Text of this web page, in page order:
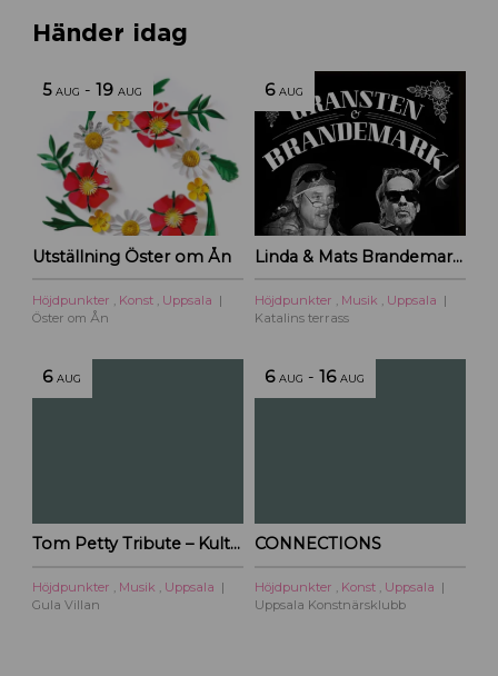
Händer idag
5 AUG -19 AUG
Utställning Öster om Ån
Höjdpunkter , Konst , Uppsala
Öster om Ån
6 AUG
Linda & Mats Brandemark & Marc Gransten
Höjdpunkter , Musik , Uppsala
Katalins terrass
6 AUG
Tom Petty Tribute – Kulturoasens sommarscen 2026
Höjdpunkter , Musik , Uppsala
Gula Villan
6 AUG -16 AUG
CONNECTIONS
Höjdpunkter , Konst , Uppsala
Uppsala Konstnärsklubb